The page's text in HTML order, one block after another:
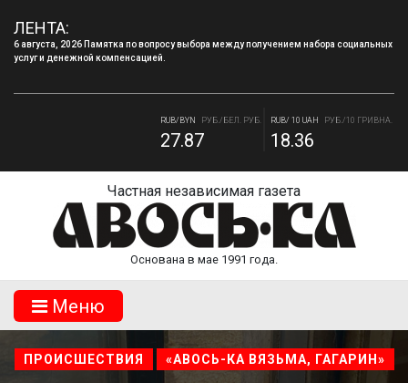
ЛЕНТА:
4 августа, 2026 «Мы встретимся снова!!!»: как завершилась вторая лагерная
услуг и денежной компенсацией.
РУБ./ДОЛЛАР RUB/EUR
RUB/BYN РУБ./БЕЛ. РУБ.
27.87
RUB/ 10 UAH РУБ./10 ГРИВНА.
18.36
Частная независимая газета
Основана в мае 1991 года.
Mеню
ПРОИСШЕСТВИЯ «АВОСЬ-КА ВЯЗЬМА, ГАГАРИН»